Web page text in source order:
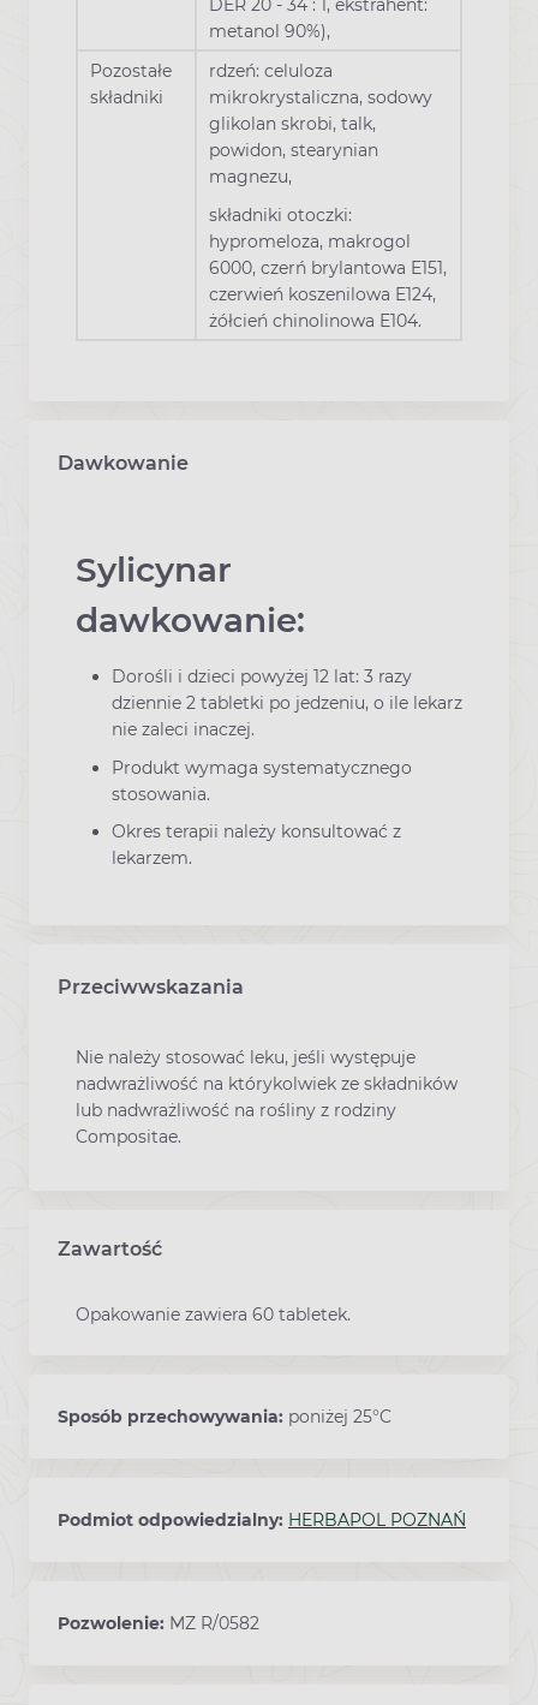
DER 20 - 34 : 1, ekstrahent:
metanol 90%),
Pozostałe
składniki
rdzeń: celuloza
mikrokrystaliczna, sodowy
glikolan skrobi, talk,
powidon, stearynian
magnezu,
składniki otoczki:
hypromeloza, makrogol
6000, czerń brylantowa E151,
czerwień koszenilowa E124,
żółcień chinolinowa E104.
Dawkowanie
Sylicynar
dawkowanie:
Dorośli i dzieci powyżej 12 lat: 3 razy
dziennie 2 tabletki po jedzeniu, o ile lekarz
nie zaleci inaczej.
Produkt wymaga systematycznego
stosowania.
Okres terapii należy konsultować z
lekarzem.
Przeciwwskazania
Nie należy stosować leku, jeśli występuje
nadwrażliwość na którykolwiek ze składników
lub nadwrażliwość na rośliny z rodziny
Compositae.
Zawartość
Opakowanie zawiera 60 tabletek.
Sposób przechowywania: poniżej 25°C
Podmiot odpowiedzialny: HERBAPOL POZNAŃ
Pozwolenie: MZ R/0582